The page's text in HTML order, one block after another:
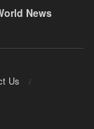
News
Us